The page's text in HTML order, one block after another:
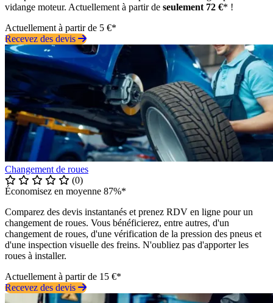
vidange moteur. Actuellement à partir de seulement 72 €* !
Actuellement à partir de 5 €*
Recevez des devis
Changement de roues
(0)
Économisez en moyenne 87%*
Comparez des devis instantanés et prenez RDV en ligne pour un
changement de roues. Vous bénéficierez, entre autres, d'un
changement de roues, d'une vérification de la pression des pneus et
d'une inspection visuelle des freins. N'oubliez pas d'apporter les
roues à installer.
Actuellement à partir de 15 €*
Recevez des devis